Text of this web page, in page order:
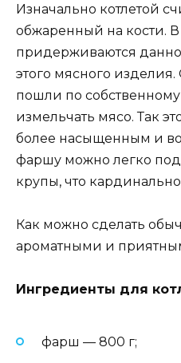
Изначально котлетой
обжаренный на кости.
придерживаются
этого мясного
пошли по
измельчать мясо. Так
более насыщенным и
фаршу можно легко
крупы, что
Как можно сделать
ароматными и
Ингредиенты для
фарш — 800 г;